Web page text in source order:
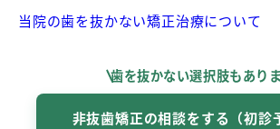
当院の歯を抜かない矯正治療について
歯を抜かない選択肢もあり
非抜歯矯正の相談をする（初診